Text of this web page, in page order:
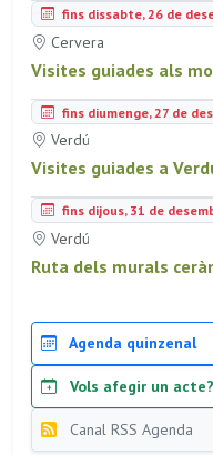
fins dissabte, 26 de
Cervera
Visites guiades als
fins diumenge, 27 de
Verdú
Visites guiades a
fins dijous, 31 de
Verdú
Ruta dels murals
Agenda quinzenal
Vols afegir un acte?
Canal RSS Agenda